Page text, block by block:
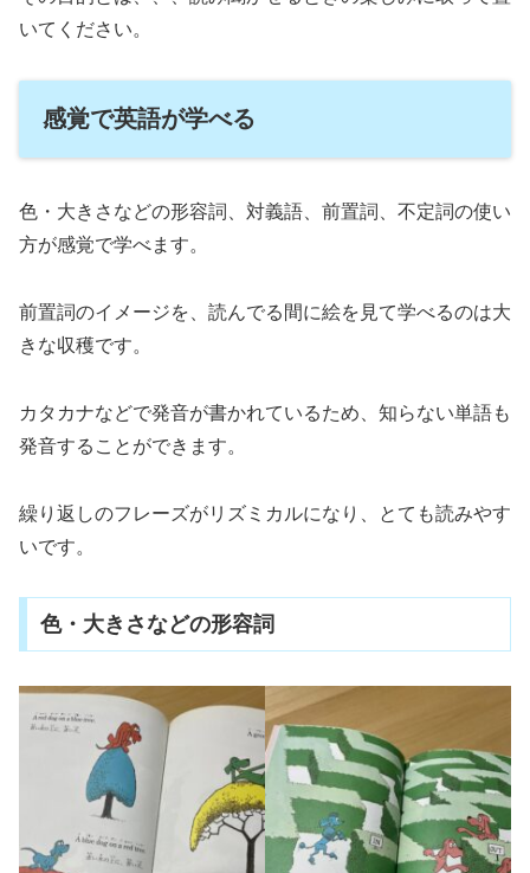
いてください。
感覚で英語が学べる
色・大きさなどの形容詞、対義語、前置詞、不定詞の使い
方が感覚で学べます。
前置詞のイメージを、読んでる間に絵を見て学べるのは大
きな収穫です。
カタカナなどで発音が書かれているため、知らない単語も
発音することができます。
繰り返しのフレーズがリズミカルになり、とても読みやす
いです。
色・大きさなどの形容詞